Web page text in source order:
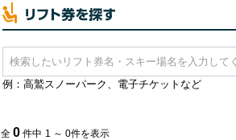
例：高鷲スノーパーク、電子チケットなど
全 0 件中 1 ～ 0件を表示